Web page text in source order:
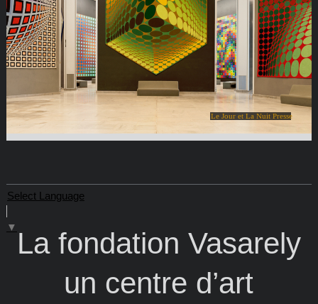
Le Jour et La Nuit Presse
Select Language
▼La fondation Vasarely
un centre d’art